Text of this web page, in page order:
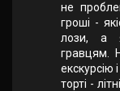
не
гроші -
лози, а
гравцям.
екскурсію
торті -